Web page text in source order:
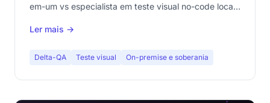
em-um vs especialista em teste visual no-code local.
Ler mais →
Delta-QA Teste visual On-premise e soberania